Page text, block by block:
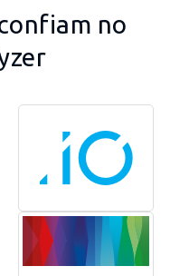
no